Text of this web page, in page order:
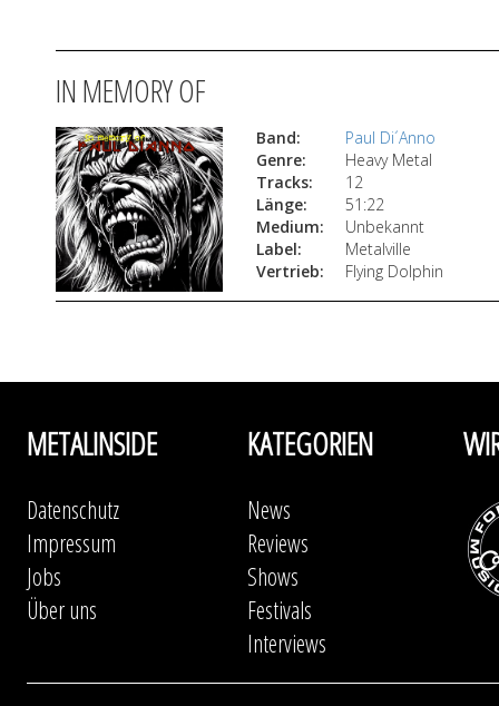
IN MEMORY OF
Band:
Paul Di´Anno
Genre:
Heavy Metal
Tracks:
12
Länge:
51:22
Medium:
Unbekannt
Label:
Metalville
Vertrieb:
Flying Dolphin
METALINSIDE
Datenschutz
Impressum
Jobs
Über uns
KATEGORIEN
News
Reviews
Shows
Festivals
Interviews